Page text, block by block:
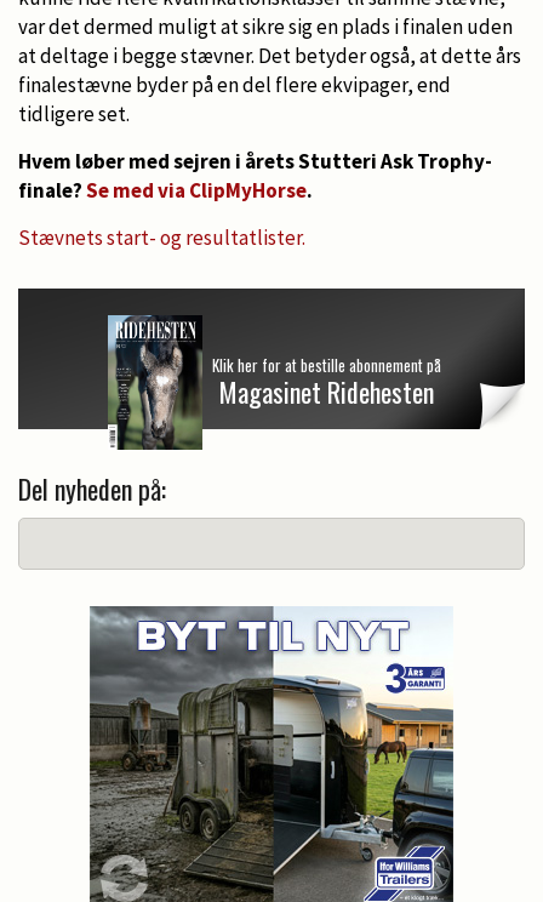
var det dermed muligt at sikre sig en plads i finalen uden
at deltage i begge stævner. Det betyder også, at dette års
finalestævne byder på en del flere ekvipager, end
tidligere set.
Hvem løber med sejren i årets Stutteri Ask Trophy-
finale?Se med via ClipMyHorse.
Stævnets start- og resultatlister.
Klik her for at bestille abonnement på
Magasinet Ridehesten
Del nyheden på: